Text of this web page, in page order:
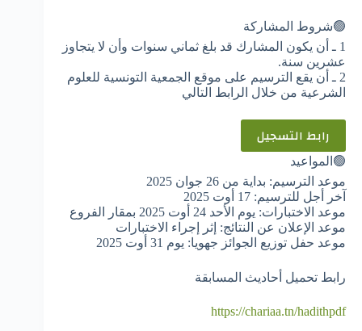
🟢شروط المشاركة
1 ـ أن يكون المشارك قد بلغ ثماني سنوات وأن لا يتجاوز
عشرين سنة.
2 ـ أن يقع الترسيم على موقع الجمعية التونسية للعلوم
الشرعية من خلال الرابط التالي
رابط التسجيل
🟢المواعيد
موعد الترسيم: بداية من 26 جوان 2025
آخر أجل للترسيم: 17 أوت 2025
موعد الاختبارات: يوم الأحد 24 أوت 2025 بمقار الفروع
موعد الإعلان عن النتائج: إثر إجراء الاختبارات
موعد حفل توزيع الجوائز جهويا: يوم 31 أوت 2025
رابط تحميل أحاديث المسابقة
https://chariaa.tn/hadithpdf